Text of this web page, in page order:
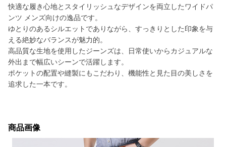
快適な履き心地とスタイリッシュなデザインを両立したワイドパ
ンツ メンズ向けの逸品です。
ゆとりのあるシルエットでありながら、すっきりとした印象を与
える絶妙なバランスが魅力的。
高品質な生地を使用したジーンズは、日常使いからカジュアルな
外出まで幅広いシーンで活躍します。
ポケットの配置や縫製にもこだわり、機能性と見た目の美しさを
追求した一本です。
商品画像